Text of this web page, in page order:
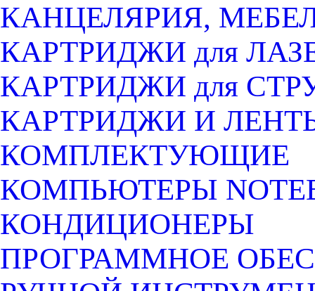
КАНЦЕЛЯРИЯ,
КАРТРИДЖИ для
КАРТРИДЖИ для
КАРТРИДЖИ И
КОМПЛЕКТУЮЩИЕ
КОМПЬЮТЕРЫ
КОНДИЦИОНЕРЫ
ПРОГРАММНОЕ